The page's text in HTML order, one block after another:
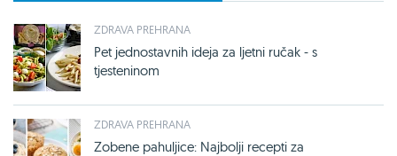
ZDRAVA PREHRANA
Pet jednostavnih ideja za ljetni ručak - s
tjesteninom
ZDRAVA PREHRANA
Zobene pahuljice: Najbolji recepti za